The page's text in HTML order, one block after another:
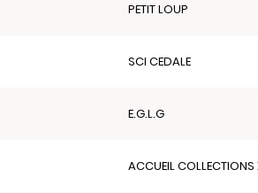
PETIT LOUP
SCI CEDALE
E.G.L.G
ACCUEIL